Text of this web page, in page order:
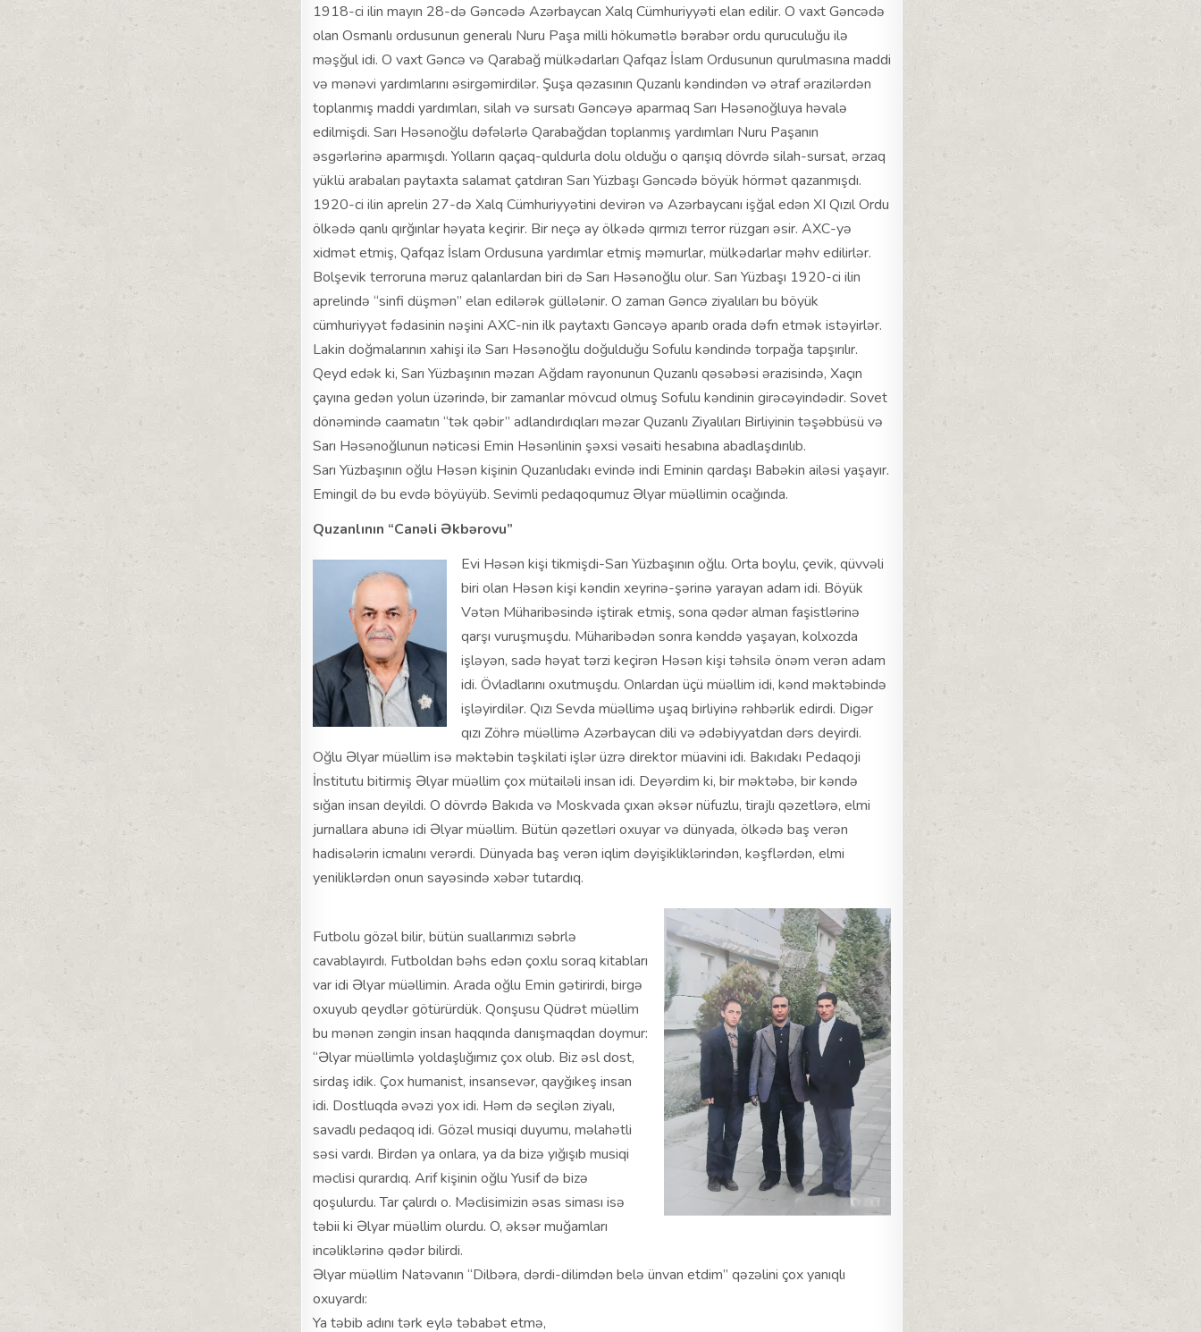
1918-ci ilin mayın 28-də Gəncədə Azərbaycan Xalq Cümhuriyyəti elan edilir. O vaxt Gəncədə
olan Osmanlı ordusunun generalı Nuru Paşa milli hökumətlə bərabər ordu quruculuğu ilə
məşğul idi. O vaxt Gəncə və Qarabağ mülkədarları Qafqaz İslam Ordusunun qurulmasına maddi
və mənəvi yardımlarını əsirgəmirdilər. Şuşa qəzasının Quzanlı kəndindən və ətraf ərazilərdən
toplanmış maddi yardımları, silah və sursatı Gəncəyə aparmaq Sarı Həsənoğluya həvalə
edilmişdi. Sarı Həsənoğlu dəfələrlə Qarabağdan toplanmış yardımları Nuru Paşanın
əsgərlərinə aparmışdı. Yolların qaçaq-quldurla dolu olduğu o qarışıq dövrdə silah-sursat, ərzaq
yüklü arabaları paytaxta salamat çatdıran Sarı Yüzbaşı Gəncədə böyük hörmət qazanmışdı.
1920-ci ilin aprelin 27-də Xalq Cümhuriyyətini devirən və Azərbaycanı işğal edən XI Qızıl Ordu
ölkədə qanlı qırğınlar həyata keçirir. Bir neçə ay ölkədə qırmızı terror rüzgarı əsir. AXC-yə
xidmət etmiş, Qafqaz İslam Ordusuna yardımlar etmiş məmurlar, mülkədarlar məhv edilirlər.
Bolşevik terroruna məruz qalanlardan biri də Sarı Həsənoğlu olur. Sarı Yüzbaşı 1920-ci ilin
aprelində “sinfi düşmən” elan edilərək güllələnir. O zaman Gəncə ziyalıları bu böyük
cümhuriyyət fədasinin nəşini AXC-nin ilk paytaxtı Gəncəyə aparıb orada dəfn etmək istəyirlər.
Lakin doğmalarının xahişi ilə Sarı Həsənoğlu doğulduğu Sofulu kəndində torpağa tapşırılır.
Qeyd edək ki, Sarı Yüzbaşının məzarı Ağdam rayonunun Quzanlı qəsəbəsi ərazisində, Xaçın
çayına gedən yolun üzərində, bir zamanlar mövcud olmuş Sofulu kəndinin girəcəyindədir. Sovet
dönəmində caamatın “tək qəbir” adlandırdıqları məzar Quzanlı Ziyalıları Birliyinin təşəbbüsü və
Sarı Həsənoğlunun nəticəsi Emin Həsənlinin şəxsi vəsaiti hesabına abadlaşdırılıb.
Sarı Yüzbaşının oğlu Həsən kişinin Quzanlıdakı evində indi Eminin qardaşı Babəkin ailəsi yaşayır.
Emingil də bu evdə böyüyüb. Sevimli pedaqoqumuz Əlyar müəllimin ocağında.
Quzanlının “Canəli Əkbərovu”
Evi Həsən kişi tikmişdi-Sarı Yüzbaşının oğlu. Orta boylu, çevik, qüvvəli
biri olan Həsən kişi kəndin xeyrinə-şərinə yarayan adam idi. Böyük
Vətən Müharibəsində iştirak etmiş, sona qədər alman faşistlərinə
qarşı vuruşmuşdu. Müharibədən sonra kənddə yaşayan, kolxozda
işləyən, sadə həyat tərzi keçirən Həsən kişi təhsilə önəm verən adam
idi. Övladlarını oxutmuşdu. Onlardan üçü müəllim idi, kənd məktəbində
işləyirdilər. Qızı Sevda müəllimə uşaq birliyinə rəhbərlik edirdi. Digər
qızı Zöhrə müəllimə Azərbaycan dili və ədəbiyyatdan dərs deyirdi.
Oğlu Əlyar müəllim isə məktəbin təşkilati işlər üzrə direktor müavini idi. Bakıdakı Pedaqoji
İnstitutu bitirmiş Əlyar müəllim çox mütailəli insan idi. Deyərdim ki, bir məktəbə, bir kəndə
sığan insan deyildi. O dövrdə Bakıda və Moskvada çıxan əksər nüfuzlu, tirajlı qəzetlərə, elmi
jurnallara abunə idi Əlyar müəllim. Bütün qəzetləri oxuyar və dünyada, ölkədə baş verən
hadisələrin icmalını verərdi. Dünyada baş verən iqlim dəyişikliklərindən, kəşflərdən, elmi
yeniliklərdən onun sayəsində xəbər tutardıq.
Futbolu gözəl bilir, bütün suallarımızı səbrlə
cavablayırdı. Futboldan bəhs edən çoxlu soraq kitabları
var idi Əlyar müəllimin. Arada oğlu Emin gətirirdi, birgə
oxuyub qeydlər götürürdük. Qonşusu Qüdrət müəllim
bu mənən zəngin insan haqqında danışmaqdan doymur:
“Əlyar müəllimlə yoldaşlığımız çox olub. Biz əsl dost,
sirdaş idik. Çox humanist, insansevər, qayğıkeş insan
idi. Dostluqda əvəzi yox idi. Həm də seçilən ziyalı,
savadlı pedaqoq idi. Gözəl musiqi duyumu, məlahətli
səsi vardı. Birdən ya onlara, ya da bizə yığışıb musiqi
məclisi qurardıq. Arif kişinin oğlu Yusif də bizə
qoşulurdu. Tar çalırdı o. Məclisimizin əsas siması isə
təbii ki Əlyar müəllim olurdu. O, əksər muğamları
incəliklərinə qədər bilirdi.
Əlyar müəllim Natəvanın “Dilbəra, dərdi-dilimdən belə ünvan etdim” qəzəlini çox yanıqlı
oxuyardı:
Ya təbib adını tərk eylə təbabət etmə,